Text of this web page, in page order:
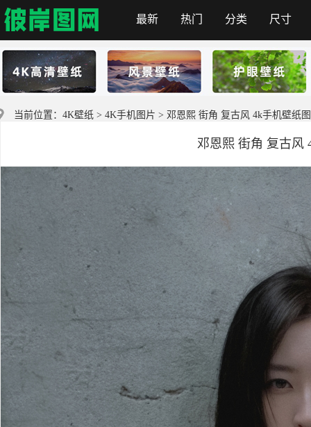
彼岸图网
最新 热门 分类 尺寸
当前位置： 4K壁纸 > 4K手机图片 > 邓恩熙 街角 复古风 4k手机壁纸
邓恩熙 街角 复古风